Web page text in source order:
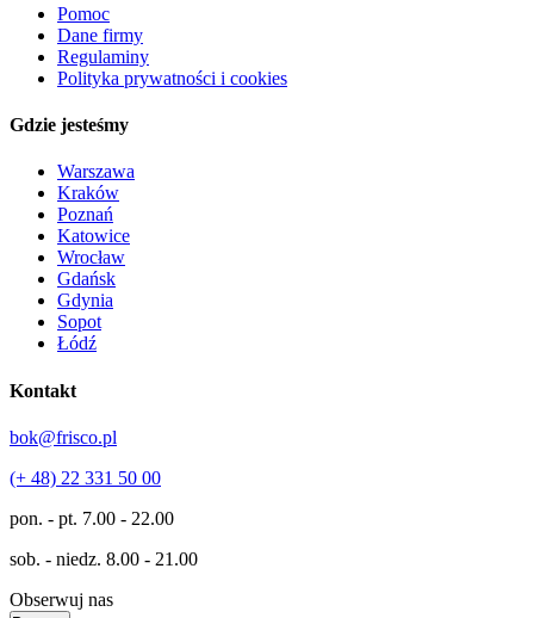
Pomoc
Dane firmy
Regulaminy
Polityka prywatności i cookies
Gdzie jesteśmy
Warszawa
Kraków
Poznań
Katowice
Wrocław
Gdańsk
Gdynia
Sopot
Łódź
Kontakt
bok@frisco.pl
(+ 48) 22 331 50 00
pon. - pt. 7.00 - 22.00
sob. - niedz. 8.00 - 21.00
Obserwuj nas